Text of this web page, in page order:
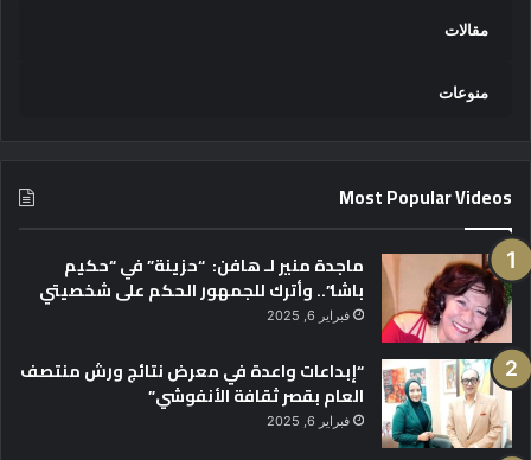
مقالات
منوعات
Most Popular Videos
ماجدة منير لـ هافن: “حزينة” في “حكيم
باشا”.. وأترك للجمهور الحكم على شخصيتي
فبراير 6, 2025
“إبداعات واعدة في معرض نتائج ورش منتصف
العام بقصر ثقافة الأنفوشي”
فبراير 6, 2025